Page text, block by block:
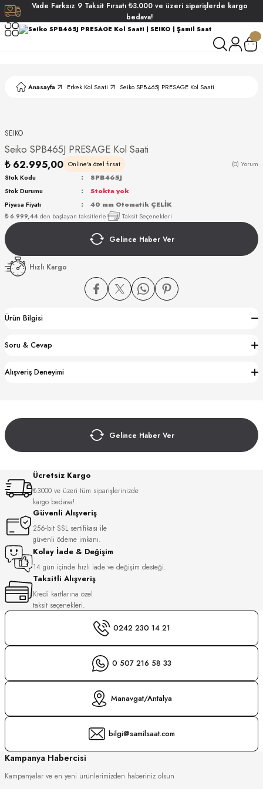
Vade Farksız 9 Taksit Fırsatı ₺3.000 ve üzeri siparişlerde kargo
bedava!
Anasayfa Erkek Kol Saati Seiko SPB465J PRESAGE Kol Saati
SEIKO
Seiko SPB465J PRESAGE Kol Saati
₺ 62.995,00 Online'a özel fırsat (0) Yorum
₺ 6.999,44den başlayan taksitlerle! Taksit Seçenekleri
Stok Kodu
SPB465J
Stok Durumu
Stokta yok
Piyasa Fiyatı
40 mm Otomatik ÇELİK
Gelince Haber Ver
Hızlı Kargo
Ürün Bilgisi
Soru & Cevap
Alışveriş Deneyimi
Gelince Haber Ver
Ücretsiz Kargo
₺3000 ve üzeri tüm siparişlerinizde
kargo bedava!
Güvenli Alışveriş
256-bit SSL sertifikası ile
güvenli ödeme imkanı.
Kolay İade & Değişim
14 gün içinde hızlı iade ve değişim desteği.
Taksitli Alışveriş
Kredi kartlarına özel
taksit seçenekleri.
0242 230 14 21
0 507 216 58 33
Manavgat/Antalya
bilgi@samilsaat.com
Kampanya Habercisi
Kampanyalar ve en yeni ürünlerimizden haberiniz olsun